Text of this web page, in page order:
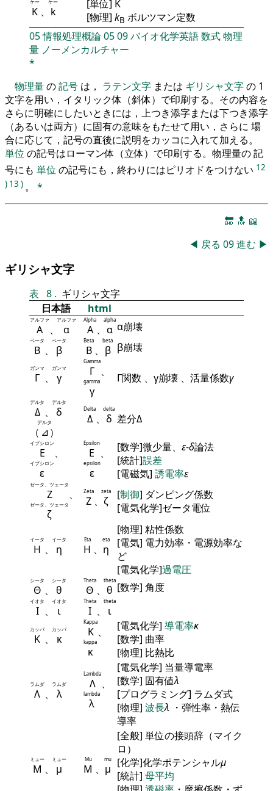
K
ケー
、 k
ケー
[単位] K
[物理] kB ボルツマン定数
05情報処理概論0509バイオ化学英語数式物理
量 ノーメンカルチャー
*
物理量の記号 は， ラテン文字 または ギリシャ文字の 1
文字を用い，イタリック体（斜体）で印刷する。その内容を
さらに明確にしたいときには，上つき添字または下つき添字
（あるいは両方）に固有の意味をもたせて用い，さらに 場
合に応じて，記号の直後に説明をカッコに入れて加える。
単位 の記号はローマン体（立体）で印刷する。物理量の 記
号にも 単位の記号にも，終わりにはピリオドをつけない 12
) 13 ) 。 *
🔚 🔝 📖
◀ 戻る 09進む ▶
ギリシャ文字
表 8 . ギリシャ文字
日本語
html
Α
アルファ
、 α
アルファ
Α
Alpha
、 α
alpha
α崩壊
Β
ベータ
、 β
ベータ
Β
Beta
、 β
beta
β崩壊
Γ
ガンマ
、 γ
ガンマ Γ
Gamma
、
γ
gamma Γ関数 、γ崩壊 、活量係数γ
Δ
デルタ
、 δ
デルタ
（ ⊿
デルタ
）
Δ
Delta
、 δ
delta
差分Δ
Ε
イプシロン
、
ε
イプシロン
Ε
Epsilon
、
ε
epsilon
[数学]微少量、 ε-δ論法
[統計]誤差
[電磁気] 誘電率ε
Ζ
ゼータ、ツェータ
、
ζ
ゼータ、ツェータ Ζ
Zeta
、 ζ
zeta [制御] ダンピング係数
[電気化学]ゼータ電位
Η
イータ
、 η
イータ
Η
Eta
、 η
eta
[物理] 粘性係数
[電気] 電力効率・電源効率な
ど
[電気化学]過電圧
Θ
シータ
、 θ
シータ
Θ
Theta
、 θ
theta
[数学] 角度
Ι
イオタ
、 ι
イオタ
Ι
Theta
、 ι
theta
Κ
カッパ
、 κ
カッパ Κ
Kappa
、
κ
kappa
[電気化学] 導電率κ
[数学] 曲率
[物理] 比熱比
Λ
ラムダ
、 λ
ラムダ Λ
Lambda
、
λ
lambda
[電気化学] 当量導電率
[数学] 固有値λ
[プログラミング] ラムダ式
[物理] 波長λ ・弾性率・熱伝
導率
Μ
ミュー
、 μ
ミュー
Μ
Mu
、 μ
mu
[全般] 単位の接頭辞（マイク
ロ）
[化学]化学ポテンシャルμ
[統計] 母平均